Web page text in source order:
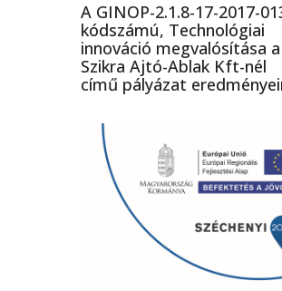
A GINOP-2.1.8-17-2017-
kódszámú, Technológiai
innováció megvalósítása a
Szikra Ajtó-Ablak Kft-nél
című pályázat